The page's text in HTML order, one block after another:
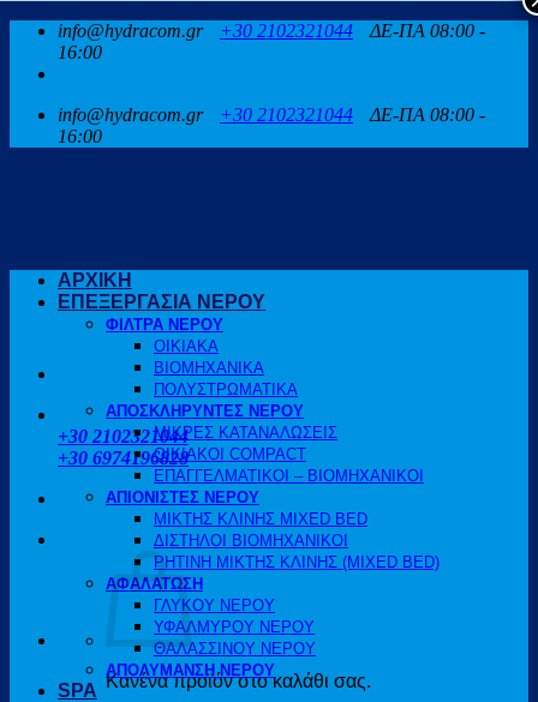
Μετάβαση
περιεχόμενο
info@hydracom.gr +30 2102321044
ΔΕ-ΠΑ 08:00 -
16:00
info@hydracom.gr +30 2102321044
ΔΕ-ΠΑ 08:00 -
16:00
ΚΑΛΕΣΤΕ ΜΑΣ
+30 2102321044
+30 6974196828
Κανένα προϊόν στο καλάθι σας.
ΑΡΧΙΚΗ
ΕΠΕΞΕΡΓΑΣΙΑ ΝΕΡΟΥ
ΦΙΛΤΡΑ ΝΕΡΟΥ
ΟΙΚΙΑΚΑ
ΒΙΟΜΗΧΑΝΙΚΑ
ΠΟΛΥΣΤΡΩΜΑΤΙΚΑ
ΑΠΟΣΚΛΗΡΥΝΤΕΣ ΝΕΡΟΥ
ΜΙΚΡΕΣ ΚΑΤΑΝΑΛΩΣΕΙΣ
ΟΙΚΙΑΚΟΙ COMPACT
ΕΠΑΓΓΕΛΜΑΤΙΚΟΙ – ΒΙΟΜΗΧΑΝΙΚΟΙ
ΑΠΙΟΝΙΣΤΕΣ ΝΕΡΟΥ
ΜΙΚΤΗΣ ΚΛΙΝΗΣ MIXED BED
ΔΙΣΤΗΛΟΙ ΒΙΟΜΗΧΑΝΙΚΟΙ
ΡΗΤΙΝΗ ΜΙΚΤΗΣ ΚΛΙΝΗΣ (MIXED BED)
ΑΦΑΛΑΤΩΣΗ
ΓΛΥΚΟΥ ΝΕΡΟΥ
ΥΦΑΛΜΥΡΟΥ ΝΕΡΟΥ
ΘΑΛΑΣΣΙΝΟΥ ΝΕΡΟΥ
ΑΠΟΛΥΜΑΝΣΗ ΝΕΡΟΥ
SPA